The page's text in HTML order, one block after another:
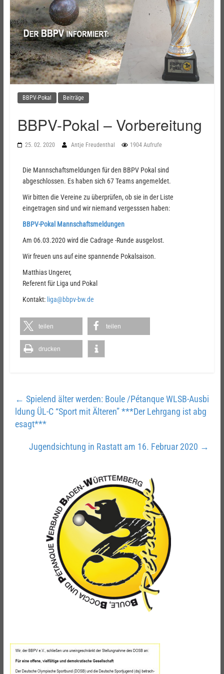
BBPV-Pokal Beiträge
BBPV-Pokal – Vorbereitung
25. 02. 2020 Antje Freudenthal 1904 Aufrufe
Die Mannschaftsmeldungen für den BBPV Pokal sind
abgeschlossen. Es haben sich 67 Teams angemeldet.
Wir bitten die Vereine zu überprüfen, ob sie in der Liste
eingetragen sind und wir niemand vergesssen haben:
BBPV-Pokal Mannschaftsmeldungen
Am 06.03.2020 wird die Cadrage -Runde ausgelost.
Wir freuen uns auf eine spannende Pokalsaison.
Matthias Ungerer,
Referent für Liga und Pokal
Kontakt: liga@bbpv-bw.de
teilen teilen
drucken
← Spielend älter werden: Boule /Pétanque WLSB-Ausbi
ldung ÜL-C “Sport mit Älteren” ***Der Lehrgang ist abg
esagt***
Jugendsichtung in Rastatt am 16. Februar 2020 →